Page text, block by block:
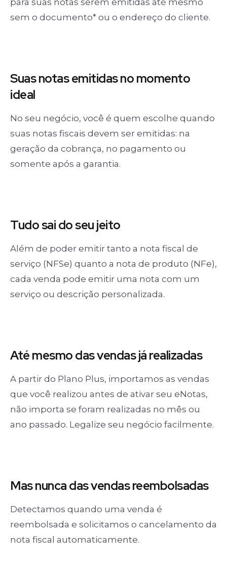
para suas notas serem emitidas até mesmo
sem o documento* ou o endereço do cliente.
Suas notasemitidas no momento
ideal
No seu negócio, você é quem escolhe quando
suas notas fiscais devem ser emitidas: na
geração da cobrança, no pagamento ou
somente após a garantia.
Tudo saido seu jeito
Além de poder emitir tanto a nota fiscal de
serviço (NFSe) quanto a nota de produto (NFe),
cada venda pode emitir uma nota com um
serviço ou descrição personalizada.
Até mesmo dasvendas já realizadas
A partir do Plano Plus, importamos as vendas
que você realizou antes de ativar seu eNotas,
não importa se foram realizadas no mês ou
ano passado. Legalize seu negócio facilmente.
Mas nuncadas vendasreembolsadas
Detectamos quando uma venda é
reembolsada e solicitamos o cancelamento da
nota fiscal automaticamente.